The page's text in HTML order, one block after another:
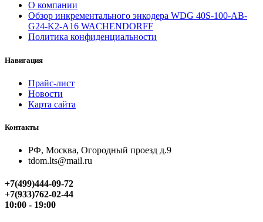
О компании
Обзор инкрементального энкодера WDG 40S-100-AB-
G24-K2-A16 WACHENDORFF
Политика конфиденциальности
Навигация
Прайс-лист
Новости
Карта сайта
Контакты
РФ, Москва, Огородный проезд д.9
tdom.lts@mail.ru
+7(499)444-09-72
+7(933)762-02-44
10:00 - 19:00